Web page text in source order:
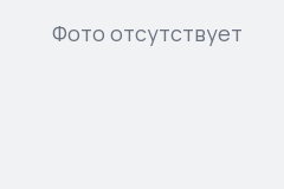
Фото отсутствует